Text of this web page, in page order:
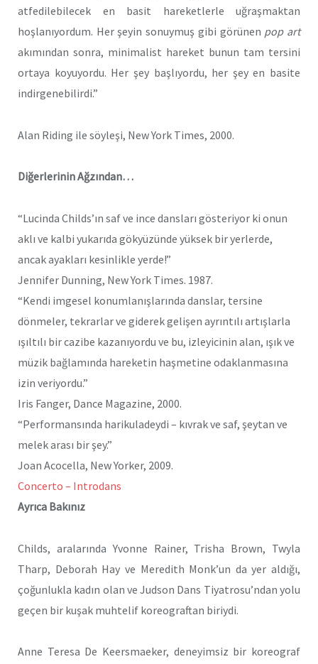
atfedilebilecek en basit hareketlerle uğraşmaktan
hoşlanıyordum. Her şeyin sonuymuş gibi görünen pop art
akımından sonra, minimalist hareket bunun tam tersini
ortaya koyuyordu. Her şey başlıyordu, her şey en basite
indirgenebilirdi.”
Alan Riding ile söyleşi, New York Times, 2000.
Diğerlerinin Ağzından…
“Lucinda Childs’ın saf ve ince dansları gösteriyor ki onun
aklı ve kalbi yukarıda gökyüzünde yüksek bir yerlerde,
ancak ayakları kesinlikle yerde!”
Jennifer Dunning, New York Times. 1987.
“Kendi imgesel konumlanışlarında danslar, tersine
dönmeler, tekrarlar ve giderek gelişen ayrıntılı artışlarla
ışıltılı bir cazibe kazanıyordu ve bu, izleyicinin alan, ışık ve
müzik bağlamında hareketin haşmetine odaklanmasına
izin veriyordu.”
Iris Fanger, Dance Magazine, 2000.
“Performansında harikuladeydi – kıvrak ve saf, şeytan ve
melek arası bir şey.”
Joan Acocella, New Yorker, 2009.
Concerto – Introdans
Ayrıca Bakınız
Childs, aralarında Yvonne Rainer, Trisha Brown, Twyla
Tharp, Deborah Hay ve Meredith Monk’un da yer aldığı,
çoğunlukla kadın olan ve Judson Dans Tiyatrosu’ndan yolu
geçen bir kuşak muhtelif koreograftan biriydi.
Anne Teresa De Keersmaeker, deneyimsiz bir koreograf